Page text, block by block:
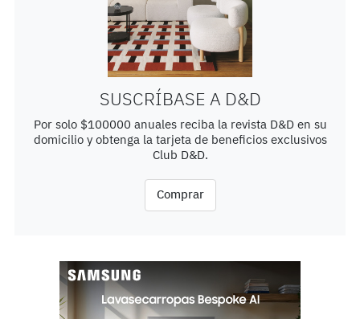
SUSCRÍBASE A D&D
Por solo $100000 anuales reciba la revista D&D en su
domicilio y obtenga la tarjeta de beneficios exclusivos
Club D&D.
Comprar